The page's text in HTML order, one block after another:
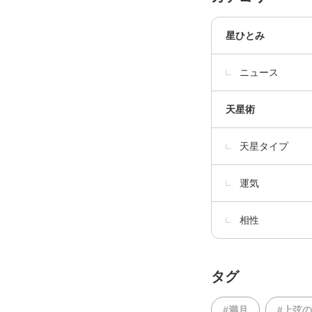
星ひとみ
ニュース
天星術
天星タイプ
運気
相性
タグ